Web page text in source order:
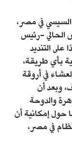
السيسي في مصر،
الحالي -رئيس
التنديد
بأي طريقة،
في أروقة
وبعد أن
والدوحة
إمكانية أن
في مصر،